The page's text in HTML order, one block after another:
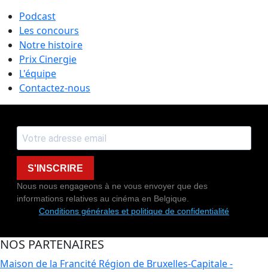
Podcast
Les concours
Notre histoire
Prix Cinergie
L'équipe
Contactez-nous
S'INSCRIRE
Nous nous engageons à ne vous envoyer que des
informations relatives au cinéma en Belgique.
Conditions générales et politique de confidentialité
NOS PARTENAIRES
Maison de la Francité Région de Bruxelles-Capitale -